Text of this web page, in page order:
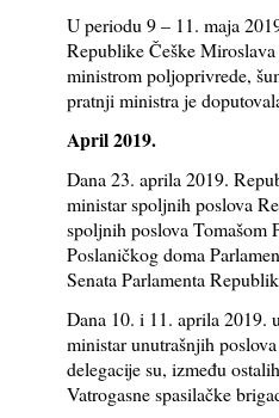
U periodu 9 – 11. maja
Republike Češke Miroslava
ministrom poljoprivrede,
pratnji ministra je
April 2019.
Dana 23. aprila 2019.
ministar spoljnih poslova
spoljnih poslova Tomašom
Poslaničkog doma
Senata Parlamenta
Dana 10. i 11. aprila 2019.
ministar unutrašnjih
delegacije su, između
Vatrogasne spasilačke